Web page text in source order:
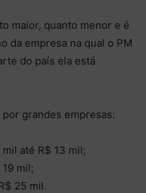
maior, quanto menor e é
da empresa na qual o PM
do país ela está
grandes empresas:
mil até R$ 13 mil;
mil;
25 mil.